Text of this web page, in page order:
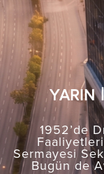
YARIN
1952’de
Sermayesi
Bugün de